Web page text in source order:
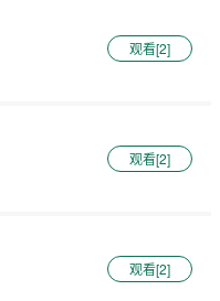
观看[2]
观看[2]
观看[2]